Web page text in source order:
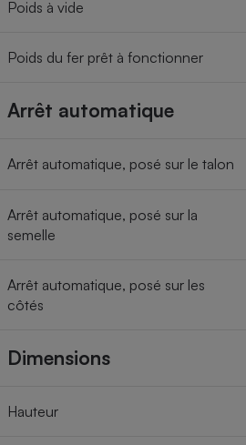
Poids à vide
Poids du fer prêt à fonctionner
Arrêt automatique
Arrêt automatique, posé sur le talon
Arrêt automatique, posé sur la
semelle
Arrêt automatique, posé sur les
côtés
Dimensions
Hauteur